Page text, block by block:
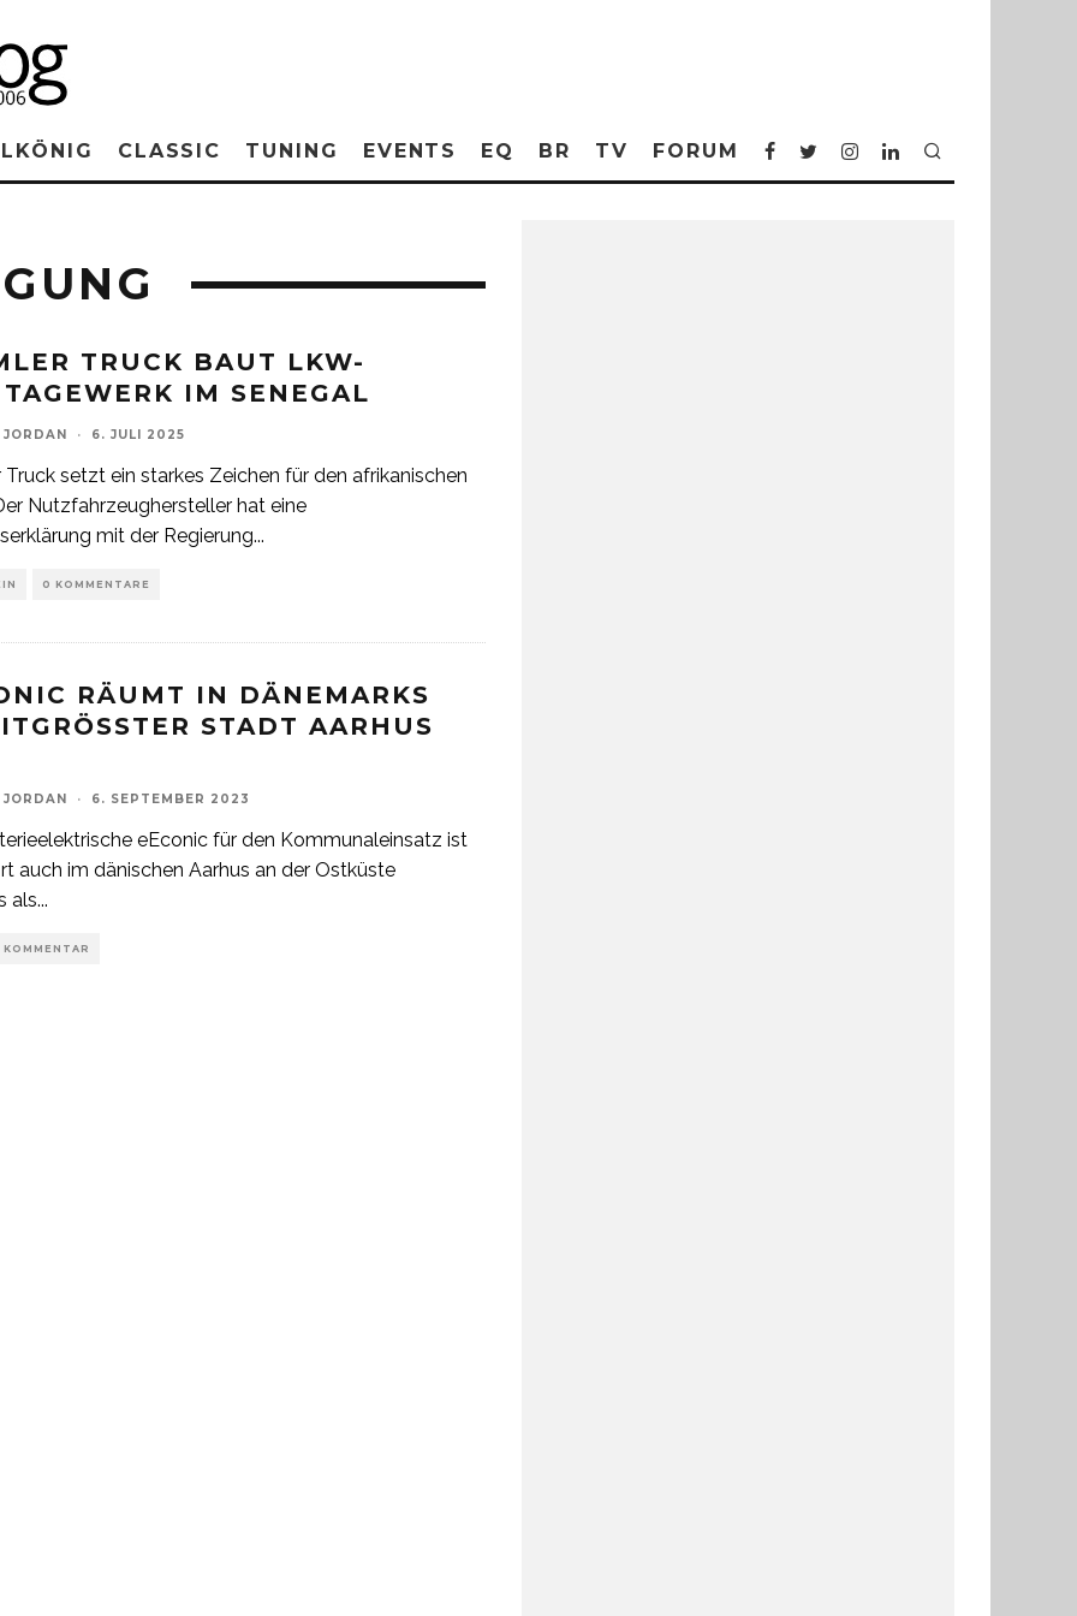
CLASSIC TUNING EVENTS EQ BR TV FORUM
TRUCK BAUT LKW-
IM SENEGAL
· 6. JULI 2025
Truck setzt ein starkes Zeichen für den afrikanischen
Nutzfahrzeughersteller hat eine
mit der Regierung...
0 KOMMENTARE
RÄUMT IN DÄNEMARKS
STADT AARHUS A
· 6. SEPTEMBER 2023
eEconic für den Kommunaleinsatz ist
auch im dänischen Aarhus an der Ostküste
als...
KOMMENTAR